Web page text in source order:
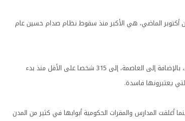
أكتوبر الماضي، هي الأكبر منذ سقوط نظام صدام حسين عام
وارتفع عدد قتلى الاحتجاجات، التي تجتاح مدن جنوب ووسط العراق، بالإضافة إلى العاصمة، إلى 315 شخصا على الأقل منذ بدء
يعتبرونها فاسدة.
أغلقت المدارس والمقرات الحكومية أبوابها في كثير من المدن